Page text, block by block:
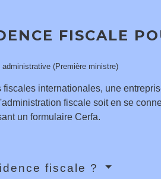
FISCALE
(Première ministre)
internationales, une
fiscale soit en se
un formulaire Cerfa.
fiscale ?